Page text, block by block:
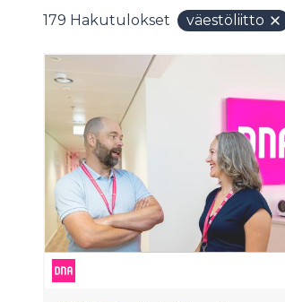
179 Hakutulokset väestöliitto